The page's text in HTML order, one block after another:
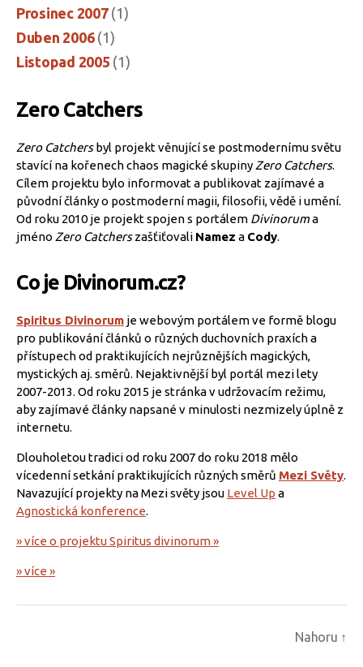
Prosinec 2007(1)
Duben 2006(1)
Listopad 2005 (1)
Zero Catchers
Zero Catchersbyl projekt věnující se postmodernímu světu
stavící na kořenech chaos magické skupiny Zero Catchers.
Cílem projektu bylo informovat a publikovat zajímavé a
původní články o postmoderní magii, filosofii, vědě i umění.
Od roku 2010 je projekt spojen s portálem Divinoruma
jméno Zero Catcherszašťiťovali Namez a Cody.
Co je Divinorum.cz?
Spiritus Divinorum je webovým portálem ve formě blogu
pro publikování článků o různých duchovních praxích a
přístupech od praktikujících nejrůznějších magických,
mystických aj. směrů. Nejaktivnější byl portál mezi lety
2007-2013. Od roku 2015 je stránka v udržovacím režimu,
aby zajímavé články napsané v minulosti nezmizely úplně z
internetu.
Dlouholetou tradici od roku 2007 do roku 2018 mělo
vícedenní setkání praktikujících různých směrů Mezi Světy.
Navazující projekty na Mezi světy jsou Level Up a
Agnostická konference.
» více o projektu Spiritus divinorum »
» více »
Nahoru ↑